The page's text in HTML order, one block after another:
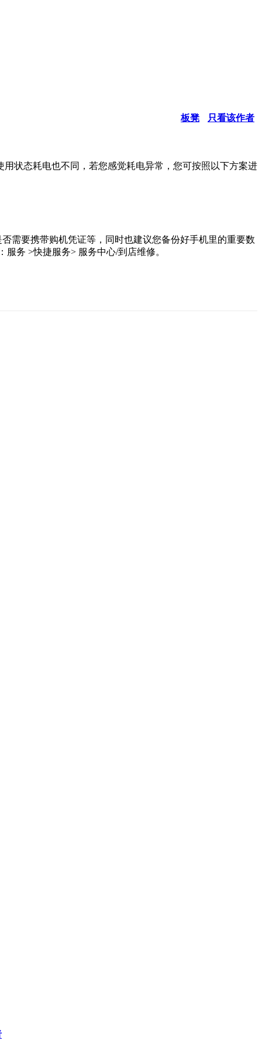
板凳 只看该作者
状态耗电也不同，若您感觉耗电异常，您可按照以下方案进
需要携带购机凭证等，同时也建议您备份好手机里的重要数
务 >快捷服务> 服务中心/到店维修。